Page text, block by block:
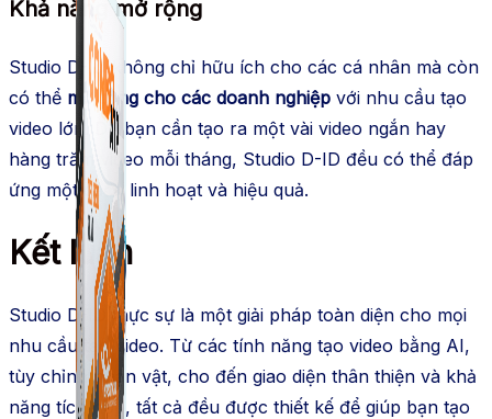
Khả năng mở rộng
Studio D-ID không chỉ hữu ích cho các cá nhân mà còn
có thể mở rộng cho các doanh nghiệp với nhu cầu tạo
video lớn. Dù bạn cần tạo ra một vài video ngắn hay
hàng trăm video mỗi tháng, Studio D-ID đều có thể đáp
ứng một cách linh hoạt và hiệu quả.
Kết luận
Studio D-ID thực sự là một giải pháp toàn diện cho mọi
nhu cầu tạo video. Từ các tính năng tạo video bằng AI,
tùy chỉnh nhân vật, cho đến giao diện thân thiện và khả
năng tích hợp, tất cả đều được thiết kế để giúp bạn tạo